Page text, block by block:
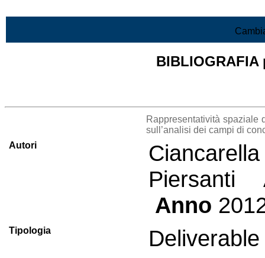
Rappresentatività spaziale
sull’analisi dei campi di
Autori
Anno
Tipologia